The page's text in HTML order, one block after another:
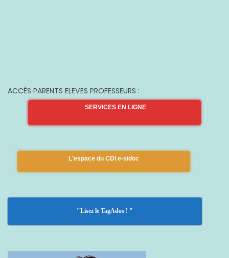
ACCÈS PARENTS ELEVES PROFESSEURS :
SERVICES EN LIGNE
L'espace du CDI e-sidoc
"Lisez le TagAdos ! "